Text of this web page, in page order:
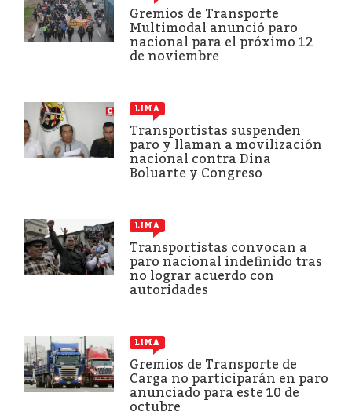
Gremios de Transporte
Multimodal anunció paro
nacional para el próximo 12
de noviembre
LIMA
Transportistas suspenden
paro y llaman a movilización
nacional contra Dina
Boluarte y Congreso
LIMA
Transportistas convocan a
paro nacional indefinido tras
no lograr acuerdo con
autoridades
LIMA
Gremios de Transporte de
Carga no participarán en paro
anunciado para este 10 de
octubre